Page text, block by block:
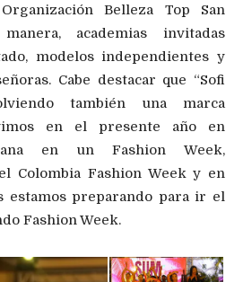
Belleza Top San
academias invitadas
modelos independientes y
Cabe destacar que “Sofi
también una marca
en el presente año en
en un Fashion Week,
Colombia Fashion Week y en
estamos preparando para ir el
Fashion Week.